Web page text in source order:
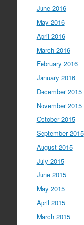
June 2016
May 2016
April 2016
March 2016
February 2016
January 2016
December 2015
November 2015
October 2015
September 2015
August 2015
July 2015
June 2015
May 2015
April 2015
March 2015